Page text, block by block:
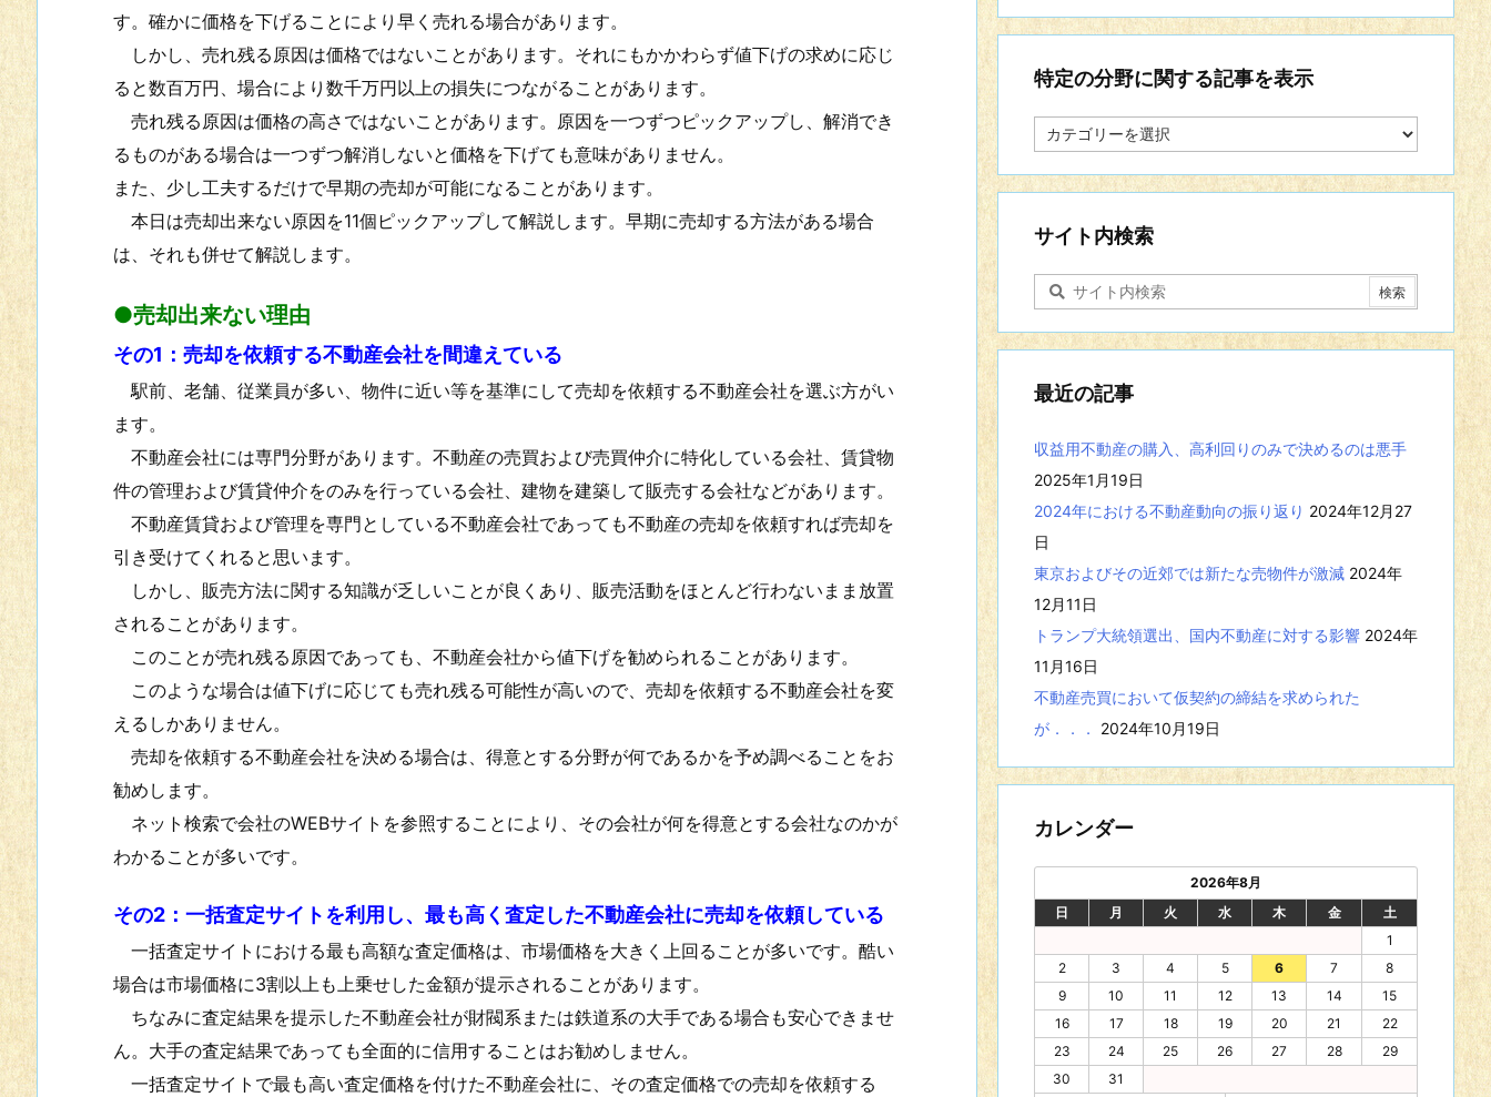
す。確かに価格を下げることにより早く売れる場合があります。
しかし、売れ残る原因は価格ではないことがあります。それにもかかわらず値下げの求めに応じ
ると数百万円、場合により数千万円以上の損失につながることがあります。
売れ残る原因は価格の高さではないことがあります。原因を一つずつピックアップし、解消でき
るものがある場合は一つずつ解消しないと価格を下げても意味がありません。
また、少し工夫するだけで早期の売却が可能になることがあります。
本日は売却出来ない原因を11個ピックアップして解説します。早期に売却する方法がある場合
は、それも併せて解説します。
●売却出来ない理由
その1：売却を依頼する不動産会社を間違えている
駅前、老舗、従業員が多い、物件に近い等を基準にして売却を依頼する不動産会社を選ぶ方がい
ます。
不動産会社には専門分野があります。不動産の売買および売買仲介に特化している会社、賃貸物
件の管理および賃貸仲介をのみを行っている会社、建物を建築して販売する会社などがあります。
不動産賃貸および管理を専門としている不動産会社であっても不動産の売却を依頼すれば売却を
引き受けてくれると思います。
しかし、販売方法に関する知識が乏しいことが良くあり、販売活動をほとんど行わないまま放置
されることがあります。
このことが売れ残る原因であっても、不動産会社から値下げを勧められることがあります。
このような場合は値下げに応じても売れ残る可能性が高いので、売却を依頼する不動産会社を変
えるしかありません。
売却を依頼する不動産会社を決める場合は、得意とする分野が何であるかを予め調べることをお
勧めします。
ネット検索で会社のWEBサイトを参照することにより、その会社が何を得意とする会社なのかが
わかることが多いです。
その2：一括査定サイトを利用し、最も高く査定した不動産会社に売却を依頼している
一括査定サイトにおける最も高額な査定価格は、市場価格を大きく上回ることが多いです。酷い
場合は市場価格に3割以上も上乗せした金額が提示されることがあります。
ちなみに査定結果を提示した不動産会社が財閥系または鉄道系の大手である場合も安心できませ
ん。大手の査定結果であっても全面的に信用することはお勧めしません。
一括査定サイトで最も高い査定価格を付けた不動産会社に、その査定価格での売却を依頼する
特定の分野に関する記事を表示
定
分
に
関
す
記
事
を
示
サイト内検索
最近の記事
収益用不動産の購入、高利回りのみで決めるのは悪手
2025年1月19日
2024年における不動産動向の振り返り 2024年12月27
日
東京およびその近郊では新たな売物件が激減 2024年
12月11日
トランプ大統領選出、国内不動産に対する影響 2024年
11月16日
不動産売買において仮契約の締結を求められた
が．．．
2024年10月19日
カレンダー
2026年8月
日
月 火 水 木 金
土
1
2
3 4 5 6 7
8
9
10 11 12 13 14
15
16
17 18 19 20 21
22
23
24 25 26 27 28
29
30
31